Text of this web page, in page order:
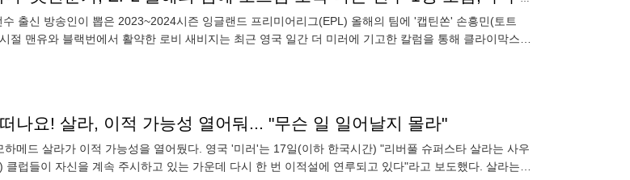
출신 방송인이 뽑은 2023~2024시즌 잉글랜드 프리미어리그(EPL) 올해의 팀에 '캡틴쏜' 손흥민(토트
절 맨유와 블랙번에서 활약한 로비 새비지는 최근 영국 일간 더 미러에 기고한 칼럼을 통해 클라이막스로
나요! 살라, 이적 가능성 열어둬... "무슨 일 일어날지 몰라"
하메드 살라가 이적 가능성을 열어뒀다. 영국 '미러'는 17일(이하 한국시간) "리버풀 슈퍼스타 살라는 사우
클럽들이 자신을 계속 주시하고 있는 가운데 다시 한 번 이적설에 연루되고 있다"라고 보도했다. 살라는